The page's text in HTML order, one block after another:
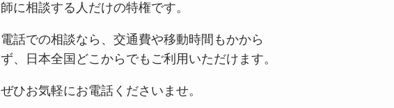
師に相談する人だけの特権です。
電話での相談なら、交通費や移動時間もかから
ず、日本全国どこからでもご利用いただけます。
ぜひお気軽にお電話くださいませ。